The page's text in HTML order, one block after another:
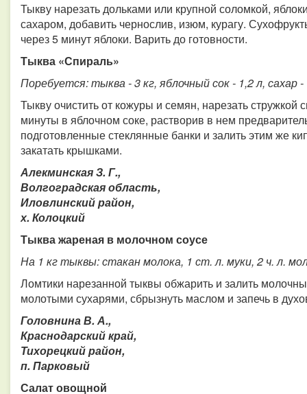
Тыкву нарезать дольками или крупной соломкой,
сахаром, добавить чернослив, изюм, курагу.
через 5 минут яблоки. Варить до готовности.
Тыква «Спираль»
Поребуется: тыква - 3 кг, яблочный сок - 1,2 л, сахар
Тыкву очистить от кожуры и семян, нарезать
минуты в яблочном соке, растворив в нем
подготовленные стеклянные банки и залить этим же
закатать крышками.
Алекминская З. Г.,
Волгоградская область,
Иловлинский район,
х. Колоцкий
Тыква жареная в молочном соусе
На 1 кг тыквы: стакан молока, 1 ст. л. муки, 2 ч. л.
Ломтики нарезанной тыквы обжарить и залить
молотыми сухарями, сбрызнуть маслом и запечь в
Головнина В. А.,
Краснодарский край,
Тихорецкий район,
п. Парковый
Салат овощной